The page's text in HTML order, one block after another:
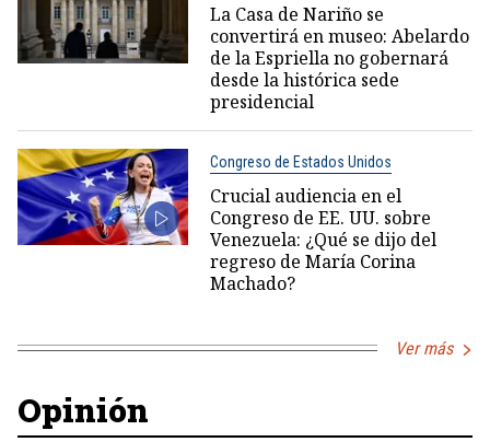
La Casa de Nariño se
convertirá en museo: Abelardo
de la Espriella no gobernará
desde la histórica sede
presidencial
Congreso de Estados Unidos
Crucial audiencia en el
Congreso de EE. UU. sobre
Venezuela: ¿Qué se dijo del
regreso de María Corina
Machado?
Ver más
Opinión